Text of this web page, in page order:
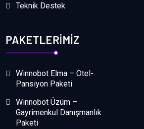
Teknik Destek
PAKETLERIMIZ
Winnobot Elma – Otel-
Pansiyon Paketi
Winnobot Üzüm –
Gayrimenkul Danışmanlık
Paketi